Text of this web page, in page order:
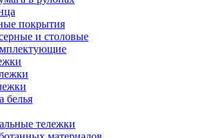
покрытия
и столовые
белья
тележки